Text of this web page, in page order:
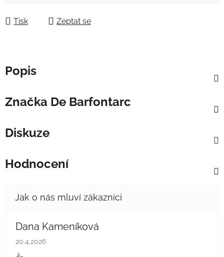
Tisk Zeptat se
Popis
Značka De Barfontarc
Diskuze
Hodnocení
Dana Kameníková
Hodnocení obchodu je 5 z 5 hvězdiček.
20.4.2026